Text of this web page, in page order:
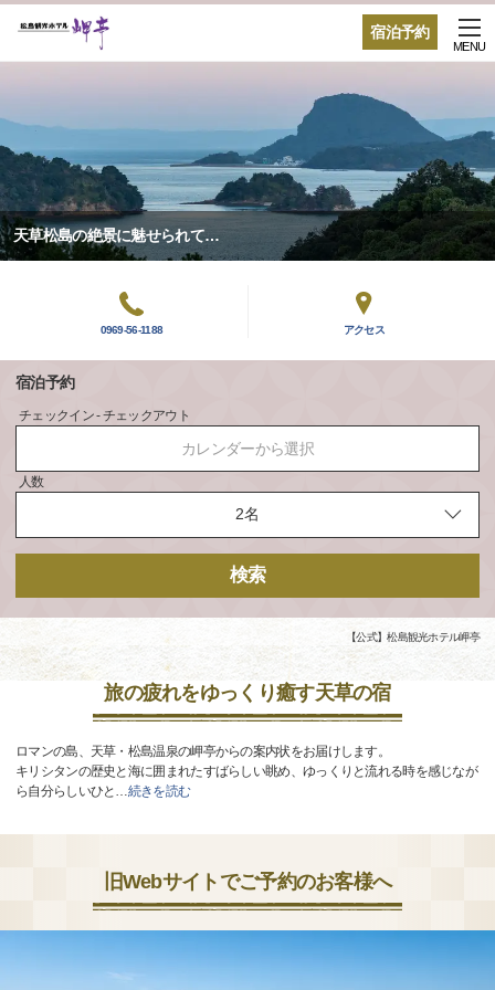
宿泊予約
MENU
天草松島の絶景に魅せられて…
0969-56-1188 アクセス
宿泊予約
チェックイン - チェックアウト
カレンダーから選択
人数
検索
【公式】松島観光ホテル岬亭
旅の疲れをゆっくり癒す天草の宿
ロマンの島、天草・松島温泉の岬亭からの案内状をお届けします。
キリシタンの歴史と海に囲まれたすばらしい眺め、ゆっくりと流れる時を感じなが
ら自分らしいひと …続きを読む
旧Webサイトでご予約のお客様へ